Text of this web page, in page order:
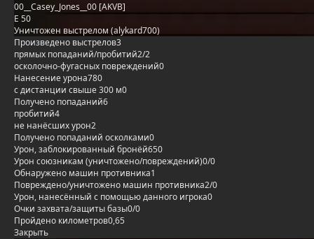
00__Casey_Jones__00 [AKVB]
E 50
Уничтожен выстрелом (alykard700)
Произведено выстрелов3
прямых попаданий/пробитий2/2
осколочно-фугасных повреждений0
Нанесение урона780
с дистанции свыше 300 м0
Получено попаданий6
пробитий4
не нанёсших урон2
Получено попаданий осколками0
Урон, заблокированный бронёй650
Урон союзникам (уничтожено/повреждений)0/0
Обнаружено машин противника1
Повреждено/уничтожено машин противника2/0
Урон, нанесённый с помощью данного игрока0
Очки захвата/защиты базы0/0
Пройдено километров0,65
Закрыть